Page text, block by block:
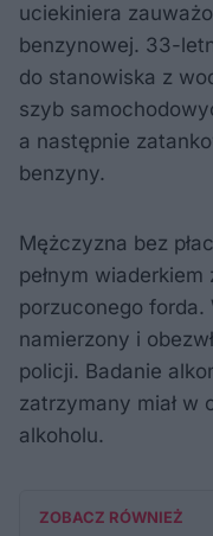
uciekiniera
benzynowej. 33-
do stanowiska z
szyb
a następnie
benzyny.
Mężczyzna bez
pełnym
porzuconego forda.
namierzony i
policji. Badanie
zatrzymany miał w
alkoholu.
ZOBACZ RÓWNIEŻ